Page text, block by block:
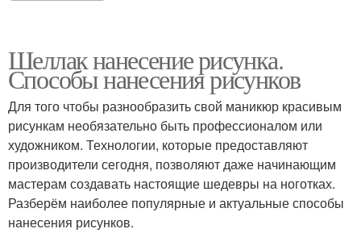
Шеллак нанесение рисунка.
Способы нанесения рисунков
Для того чтобы разнообразить свой маникюр красивым
рисункам необязательно быть профессионалом или
художником. Технологии, которые предоставляют
производители сегодня, позволяют даже начинающим
мастерам создавать настоящие шедевры на ноготках.
Разберём наиболее популярные и актуальные способы
нанесения рисунков.